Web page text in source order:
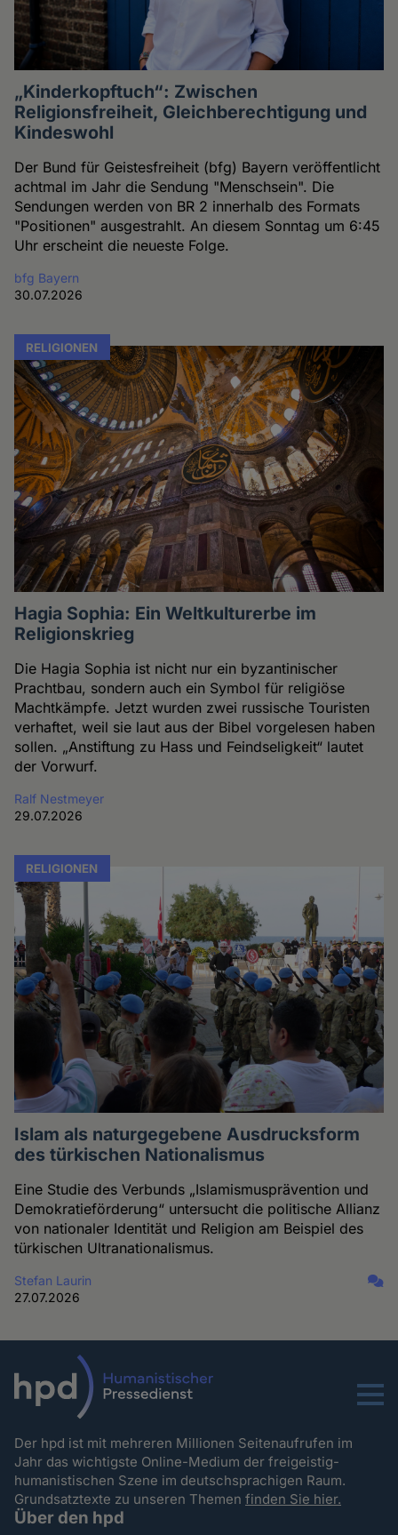
„Kinderkopftuch“: Zwischen
Religionsfreiheit, Gleichberechtigung und
Kindeswohl
Der Bund für Geistesfreiheit (bfg) Bayern veröffentlicht
achtmal im Jahr die Sendung "Menschsein". Die
Sendungen werden von BR 2 innerhalb des Formats
"Positionen" ausgestrahlt. An diesem Sonntag um 6:45
Uhr erscheint die neueste Folge.
bfg Bayern
30.07.2026
RELIGIONEN
Hagia Sophia: Ein Weltkulturerbe im
Religionskrieg
Die Hagia Sophia ist nicht nur ein byzantinischer
Prachtbau, sondern auch ein Symbol für religiöse
Machtkämpfe. Jetzt wurden zwei russische Touristen
verhaftet, weil sie laut aus der Bibel vorgelesen haben
sollen. „Anstiftung zu Hass und Feindseligkeit“ lautet
der Vorwurf.
Ralf Nestmeyer
29.07.2026
RELIGIONEN
Islam als naturgegebene Ausdrucksform
des türkischen Nationalismus
Eine Studie des Verbunds „Islamismusprävention und
Demokratieförderung“ untersucht die politische Allianz
von nationaler Identität und Religion am Beispiel des
türkischen Ultranationalismus.
Stefan Laurin
27.07.2026
Menu
Der hpd ist mit mehreren Millionen Seitenaufrufen im
Jahr das wichtigste Online-Medium der freigeistig-
humanistischen Szene im deutschsprachigen Raum.
Grundsatztexte zu unseren Themenfinden Sie hier.
Über den hpd